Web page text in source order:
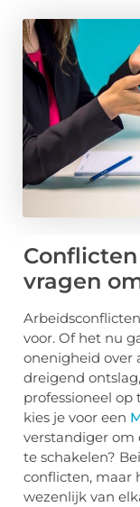
vragen
voor. Of het nu
onenigheid over
dreigend
professioneel op
kies je voor een
verstandiger om
te schakelen?
conflicten, maar
wezenlijk van